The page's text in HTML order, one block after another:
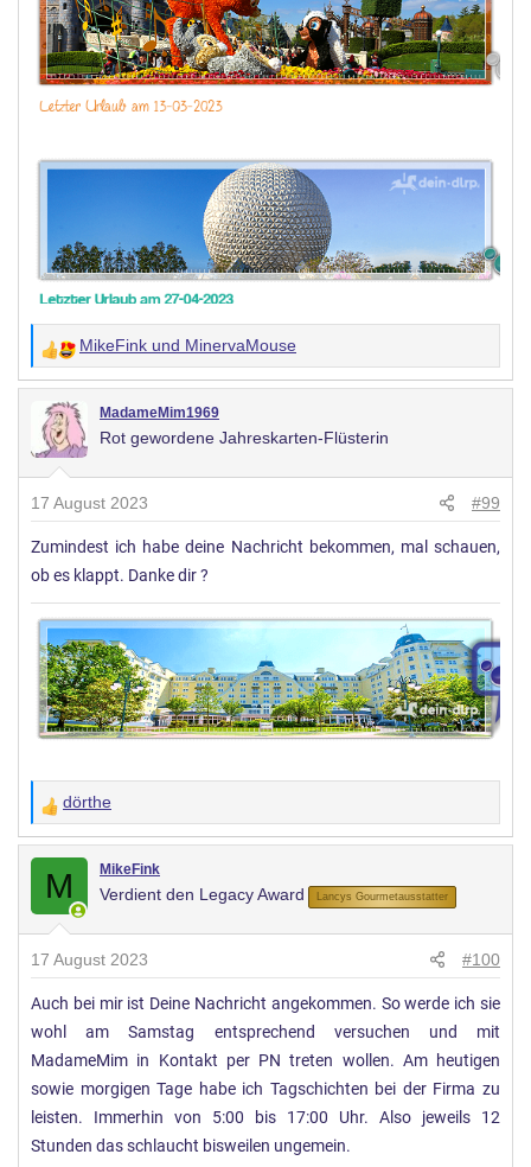
W
e
t
n
g
e
n
:
MikeFink und MinervaMouse
MadameMim1969
Rot gewordene Jahreskarten-Flüsterin
17 August 2023 #99
Zumindest ich habe deine Nachricht bekommen, mal schauen,
ob es klappt. Danke dir ?
W
e
n
g
e
n
:
dörthe
M MikeFink
Verdient den Legacy Award Lancys Gourmetausstatter
17 August 2023 #100
Auch bei mir ist Deine Nachricht angekommen. So werde ich sie
wohl am Samstag entsprechend versuchen und mit
MadameMim in Kontakt per PN treten wollen. Am heutigen
sowie morgigen Tage habe ich Tagschichten bei der Firma zu
leisten. Immerhin von 5:00 bis 17:00 Uhr. Also jeweils 12
Stunden das schlaucht bisweilen ungemein.